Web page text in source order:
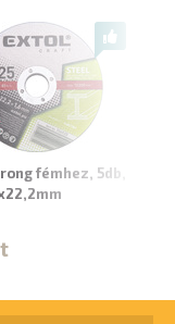
fémhez, 5db,